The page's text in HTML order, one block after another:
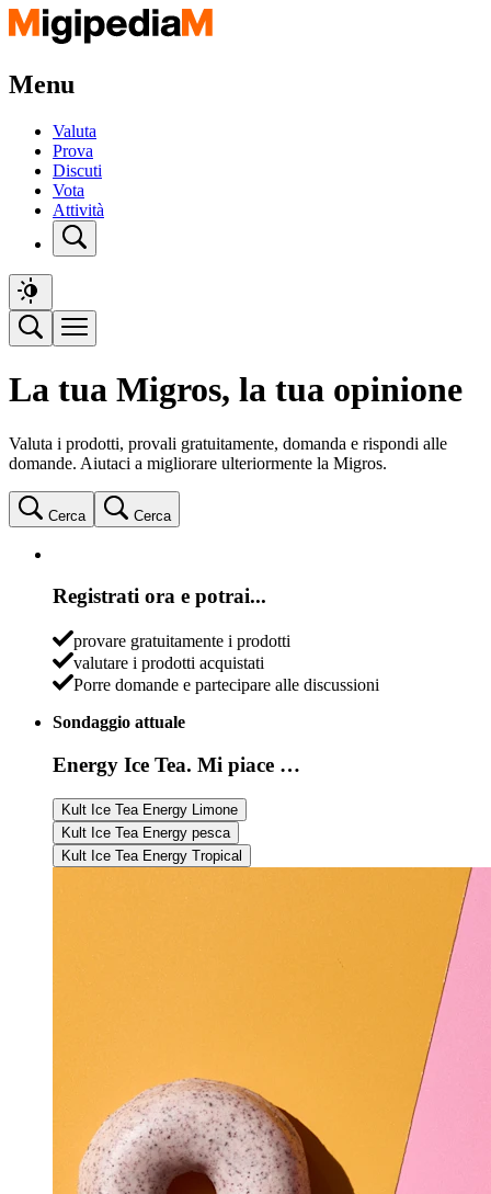
Menu
Valuta
Prova
Discuti
Vota
Attività
La tua Migros, la tua opinione
Valuta i prodotti, provali gratuitamente, domanda e rispondi alle
domande. Aiutaci a migliorare ulteriormente la Migros.
Cerca Cerca
Registrati ora e potrai...
provare gratuitamente i prodotti
valutare i prodotti acquistati
Porre domande e partecipare alle discussioni
Sondaggio attuale
Energy Ice Tea. Mi piace …
Kult Ice Tea Energy Limone
Kult Ice Tea Energy pesca
Kult Ice Tea Energy Tropical